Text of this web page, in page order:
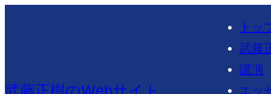
武藤正樹のWebサイト
トッ
武藤
講演
エッ